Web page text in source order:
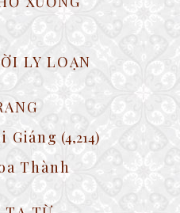
LY LOẠN
Giáng (4,214)
Thành